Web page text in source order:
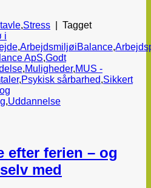
,Stress
Tagget
i
,ArbejdsmiljøiBalance,
ApS,Godt
,Muligheder,MUS -
,Psykisk sårbarhed,Sikkert
,Uddannelse
efter ferien – og
med